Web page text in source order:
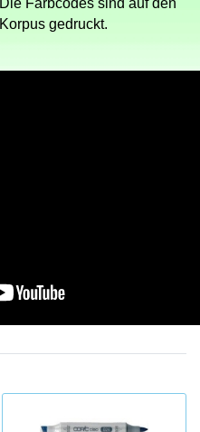
Die Farbcodes sind auf den
Korpus gedruckt.